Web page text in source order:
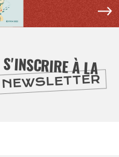
S'INSCRIRE À LA
NEWSLETTER